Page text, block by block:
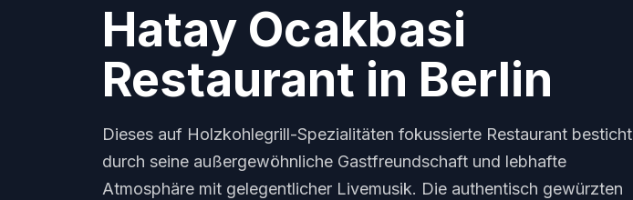
Hatay Ocakbasi
Restaurant in Berlin
Dieses auf Holzkohlegrill-Spezialitäten fokussierte Restaurant besticht
durch seine außergewöhnliche Gastfreundschaft und lebhafte
Atmosphäre mit gelegentlicher Livemusik. Die authentisch gewürzten